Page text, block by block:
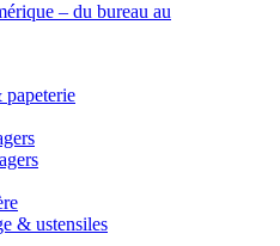
– du bureau au
& ustensiles